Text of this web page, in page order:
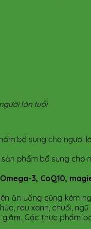
lớn tuổi​
bổ sung cho người
phẩm bổ sung cho
3, CoQ10,
ăn uống cũng kém
rau xanh, chuối,
Các thực phẩm